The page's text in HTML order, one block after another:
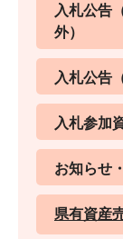
入札公告
外）
入札公告
入札参加
お知らせ
県有資産